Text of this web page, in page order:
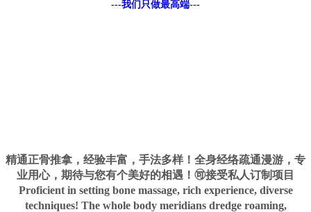
---我们只做最高端---
精通正骨推拿，经验丰富，手法多样！全身经络疏通漫游，专
业用心，期待与您有个美好的相遇！🉑接受私人订制项目
Proficient in setting bone massage, rich experience, diverse
techniques! The whole body meridians dredge roaming,